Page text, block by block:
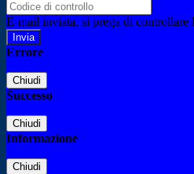
E-mail inviata, si prega di controllare
Errore
Chiudi
Successo
Chiudi
Informazione
Chiudi